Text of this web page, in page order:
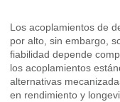
Los acoplamientos de
por alto, sin embargo,
fiabilidad depende
los acoplamientos
alternativas
en rendimiento y